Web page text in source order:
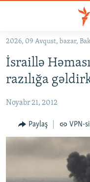
Əsas
qayıt
Əsas
naviqasiyaya
qayıt
KORRUPSIOMETR
#ƏSLINDƏ
FƏRQƏ BAX
QANUNI DOĞRU
ARAŞDIRMA
MULTIMEDIA
2026, 09 Avqust, bazar,
İsraillə
razılığa
Noyabr 21, 2012
Paylaş VPN-